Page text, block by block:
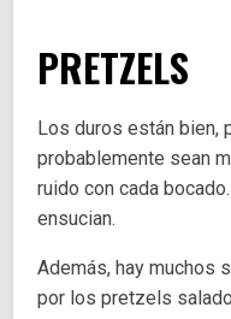
PRETZELS
Los duros están bien,
probablemente sean
ruido con cada
ensucian.
Además, hay muchos
por los pretzels